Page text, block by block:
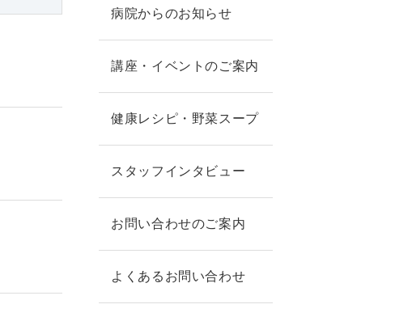
病院からのお知らせ
講座・イベントのご案内
健康レシピ・野菜スープ
スタッフインタビュー
お問い合わせのご案内
よくあるお問い合わせ